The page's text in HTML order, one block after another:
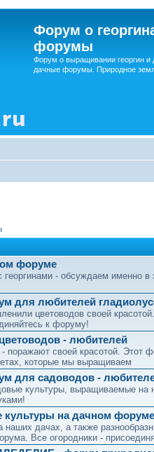
Форум о
форумы
Форум о выращивании георгин и
дачные форумы. Природное
форуме
георгинами - обсуждаем именно в
для любителей
цветоводов своей
к форуму!
- любителей
поражают своей красотой. Этот
которые мы выращиваем
для садоводов -
культуры, выращиваемые на
на дачном форуме
дачах, а также
Все огородники -